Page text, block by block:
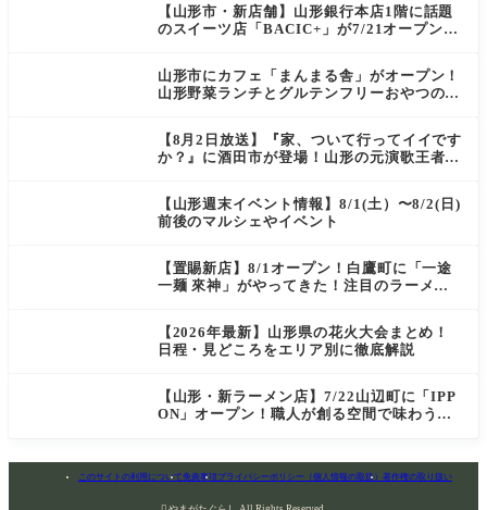
【山形市・新店舗】山形銀行本店1階に話題
のスイーツ店「BACIC+」が7/21オープン！
山形市にカフェ「まんまる舎」がオープン！
山形野菜ランチとグルテンフリーおやつの新
【8月2日放送】『家、ついて行ってイイです
か？』に酒田市が登場！山形の元演歌王者
【山形週末イベント情報】8/1(土）〜8/2(日)
前後のマルシェやイベント
【置賜新店】8/1オープン！白鷹町に「一途
一麺 來神」がやってきた！注目のラーメン
【2026年最新】山形県の花火大会まとめ！
日程・見どころをエリア別に徹底解説
【山形・新ラーメン店】7/22山辺町に「IPP
ON」オープン！職人が創る空間で味わう
このサイトの利用について免責事項プライバシーポリシー（個人情報の取扱） 著作権の取り扱い